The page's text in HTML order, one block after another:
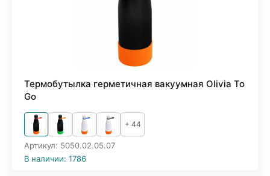
Термобутылка герметичная вакуумная Olivia To
Go
+ 44
Артикул: 5050.02.05.07
В наличии: 1786